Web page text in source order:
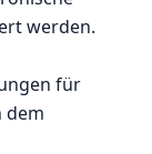
werden.
für
dem